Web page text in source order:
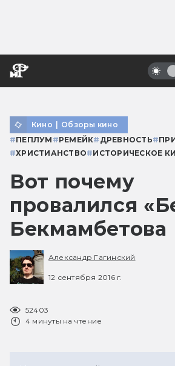
Кино | Обзоры кино
#ПЕПЛУМ #РЕМЕЙК# ДРЕВНОСТЬ#
#ХРИСТИАНСТВО#ИСТОРИЧЕСКОЕ
Вот почему
провалился
Бекмамбетова
Александр Гагинский
12 сентября 2016 г.
52403
4 минуты на чтение